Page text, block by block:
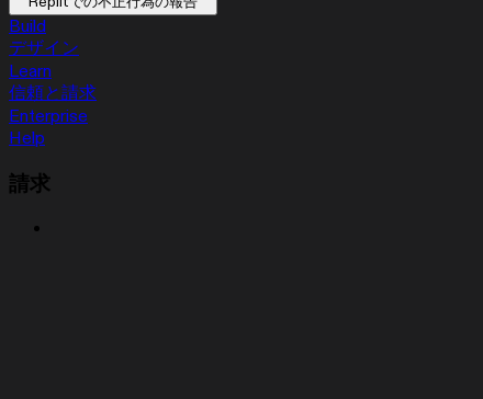
Build
デザイン
Learn
信頼と請求
Enterprise
Help
請求